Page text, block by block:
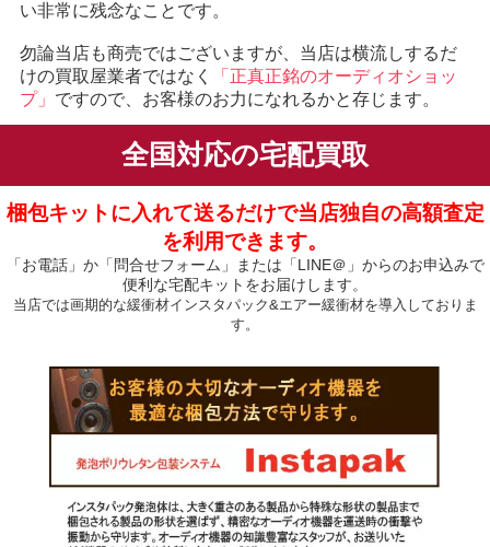
い非常に残念なことです。
勿論当店も商売ではございますが、当店は横流しするだ
けの買取屋業者ではなく
「正真正銘のオーディオショッ
プ」 ですので、お客様のお力になれるかと存じます。
全国対応の宅配買取
梱包キットに入れて送るだけで当店独自の高額査定
を利用できます。
「お電話」か「問合せフォーム」または「LINE＠」からのお申込みで
便利な宅配キットをお届けします。
当店では画期的な緩衝材インスタパック&エアー緩衝材を導入しておりま
す。